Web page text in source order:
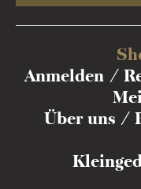
Anmelden
Über uns